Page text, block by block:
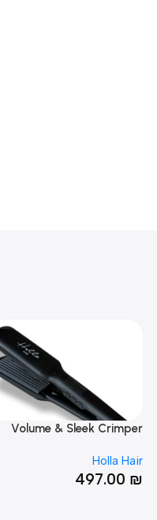
Volume & Sleek Crimper
Holla Hair
497.00